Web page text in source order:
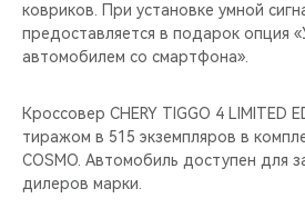
CHERY ДЛЯ ДЕТЕЙ
ковриков. При установке умной
предоставляется в подарок опция
автомобилем со смартфона».
Кроссовер CHERY TIGGO 4 LIMITED
тиражом в 515 экземпляров в
COSMO. Автомобиль доступен для
дилеров марки.